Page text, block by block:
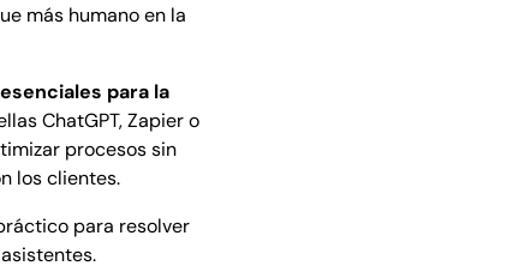
más humano en la
para la
ChatGPT, Zapier o
procesos sin
los clientes.
para resolver